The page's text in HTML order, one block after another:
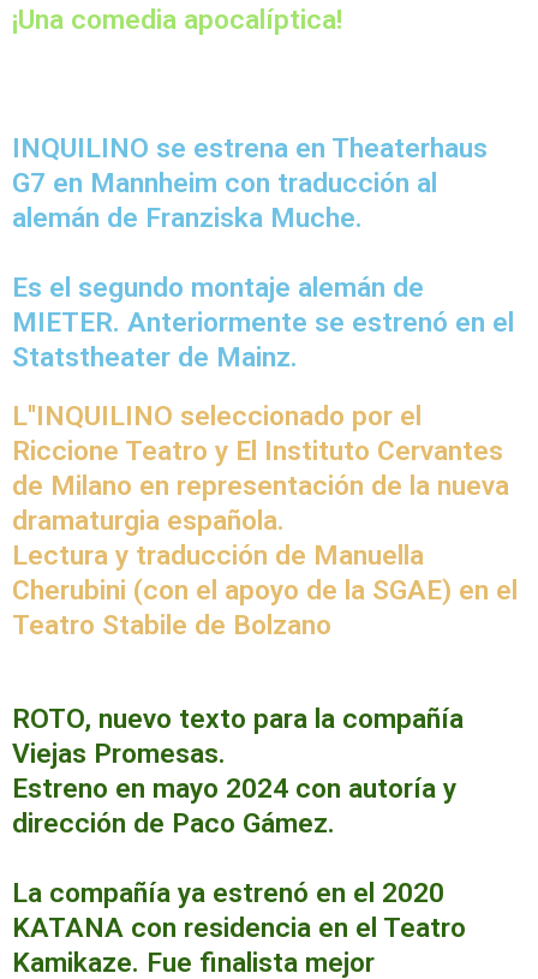
¡Una comedia apocalíptica!
INQUILINO se estrena en Theaterhaus
G7 en Mannheim con traducción al
alemán de Franziska Muche.
Es el segundo montaje alemán de
MIETER. Anteriormente se estrenó en el
Statstheater de Mainz.
L''INQUILINO seleccionado por el
Riccione Teatro y El Instituto Cervantes
de Milano en representación de la nueva
dramaturgia española.
Lectura y traducción de Manuella
Cherubini (con el apoyo de la SGAE) en el
Teatro Stabile de Bolzano
ROTO, nuevo texto para la compañía
Viejas Promesas.
Estreno en mayo 2024 con autoría y
dirección de Paco Gámez.
La compañía ya estrenó en el 2020
KATANA con residencia en el Teatro
Kamikaze. Fue finalista mejor